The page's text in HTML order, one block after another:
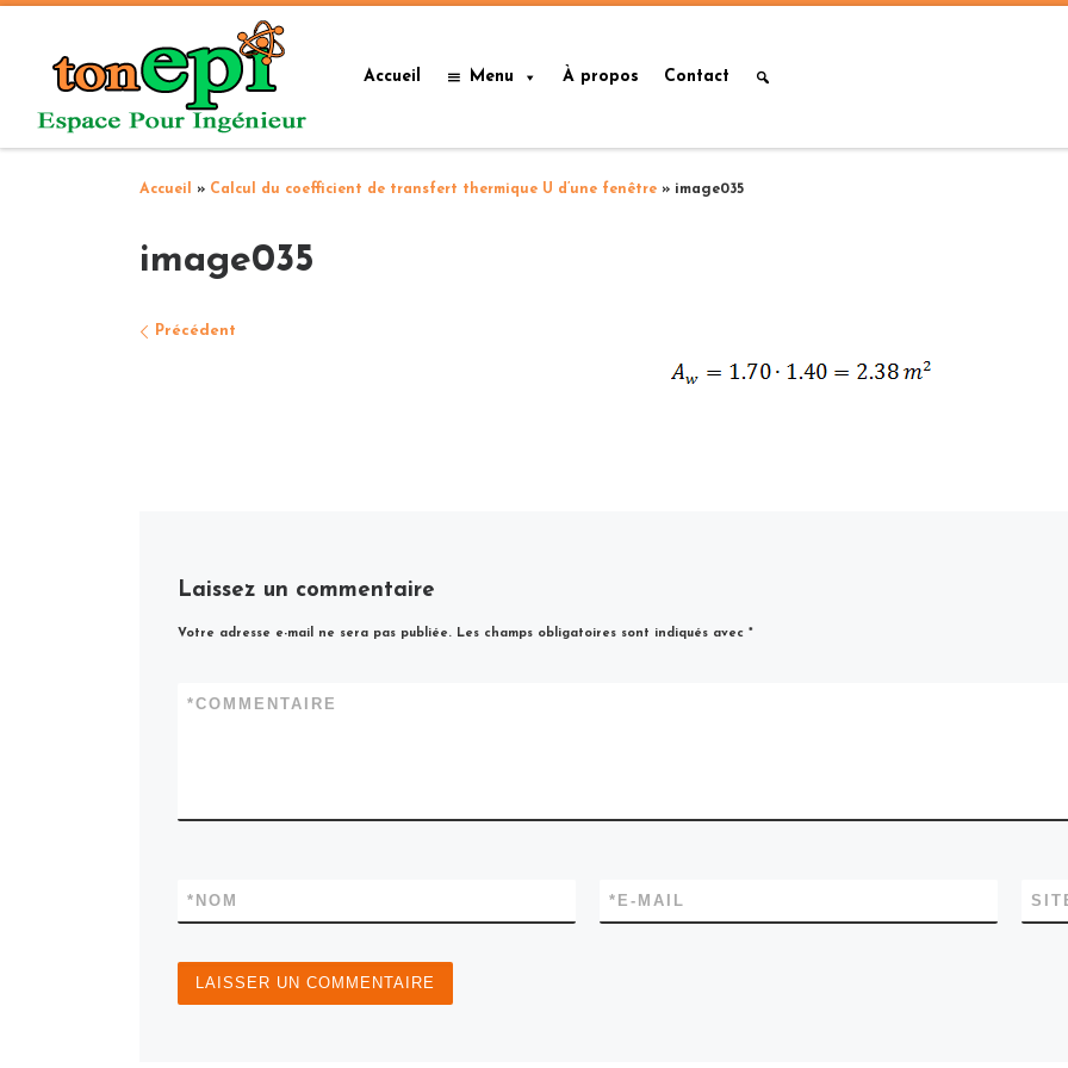
Accueil Menu À propos Contact
Accueil » Calcul du coefficient de transfert thermique U d’une fenêtre » image035
image035
Navigation des images
Précédent
Laissez un commentaire
Votre adresse e-mail ne sera pas publiée. Les champs obligatoires sont indiqués avec*
COMMENTAIRE
*
NOM
* E-MAIL
*